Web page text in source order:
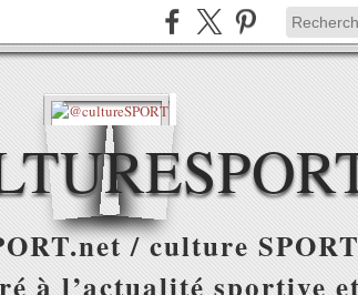
/ culture
à l’actualité sportive